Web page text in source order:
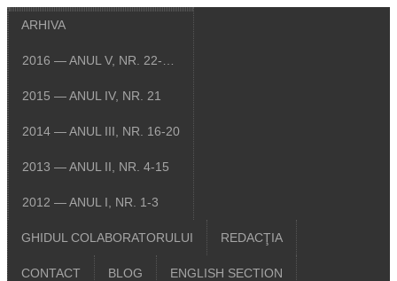
ARHIVA
2016 — ANUL V, NR. 22-…
2015 — ANUL IV, NR. 21
2014 — ANUL III, NR. 16-20
2013 — ANUL II, NR. 4-15
2012 — ANUL I, NR. 1-3
GHIDUL COLABORATORULUI REDACŢIA
CONTACT BLOG ENGLISH SECTION